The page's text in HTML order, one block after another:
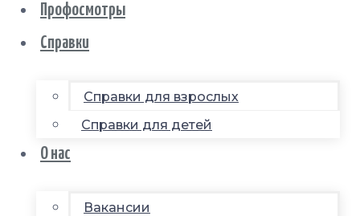
Профосмотры
Справки
Справки для взрослых
Справки для детей
О нас
Вакансии